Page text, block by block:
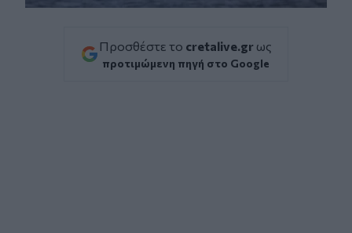
Προσθέστε το cretalive.gr ως
προτιμώμενη πηγή στο Google